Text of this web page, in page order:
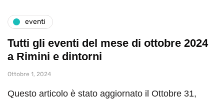
eventi
Tutti gli eventi del mese di ottobre 2024
a Rimini e dintorni
Ottobre 1, 2024
Questo articolo è stato aggiornato il Ottobre 31,